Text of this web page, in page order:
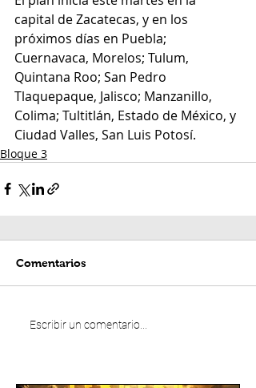
capital de Zacatecas, y en los
próximos días en Puebla;
Cuernavaca, Morelos; Tulum,
Quintana Roo; San Pedro
Tlaquepaque, Jalisco; Manzanillo,
Colima; Tultitlán, Estado de México, y
Ciudad Valles, San Luis Potosí.
Bloque 3
Comentarios
Escribir un comentario...